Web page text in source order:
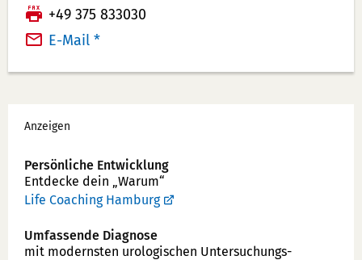
e
l
f
n
u
m
m
e
r:
F
a
+49 375 833030
E-Mail *
Werbung
Anzeigen
Persönliche Entwicklung
Entdecke dein „Warum“
Life Coaching Hamburg
Umfassende Diagnose
mit modernsten uro­logischen Unter­suchungs­